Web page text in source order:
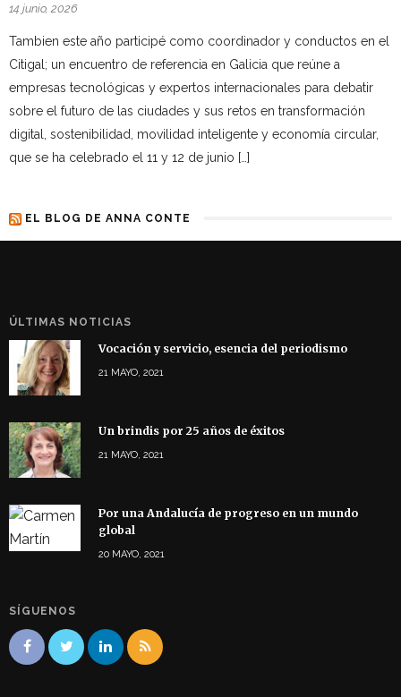
14 junio, 2026
Tambien este año participé como coordinador y conductos en el
Citigal; un encuentro de referencia en Galicia que reúne a
empresas tecnológicas y expertos internacionales para debatir
sobre el futuro de las ciudades y sus retos en transformación
digital, sostenibilidad, movilidad inteligente y economía circular,
que se ha celebrado el 11 y 12 de junio […]
EL BLOG DE ANNA CONTE
ÚLTIMAS NOTICIAS
Vocación y servicio, esencia del periodismo
21 MAYO, 2021
Un brindis por 25 años de éxitos
21 MAYO, 2021
Por una Andalucía de progreso en un mundo
global
20 MAYO, 2021
SÍGUENOS